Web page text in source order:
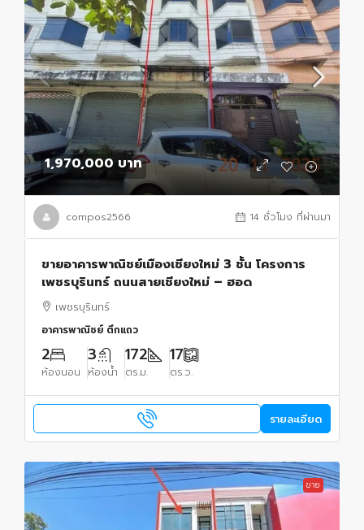
1,970,000 บาท
compos2566 14 ชั่วโมง ที่ผ่านมา
ขายอาคารพาณิชย์เมืองเชียงใหม่ 3 ชั้น โครงการ
เพชรบุรินทร์ ถนนสายเชียงใหม่ – ฮอด
เพชรบุรินทร์
อาคารพาณิชย์ ตึกแถว
2
ห้องนอน
3
ห้องน้ำ
172
ตร.ม.
17
ตร.ว.
รายละเอียด
ขาย